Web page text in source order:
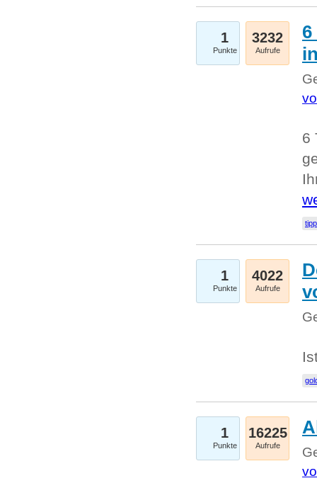
1
Punkte
3232
Aufrufe
6
1
Punkte
4022
Aufrufe
1
Punkte
16225
Aufrufe